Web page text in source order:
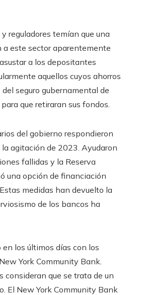
reguladores temían que una
a este sector aparentemente
a los depositantes
aquellos cuyos ahorros
seguro gubernamental de
que retiraran sus fondos.
del gobierno respondieron
agitación de 2023. Ayudaron
fallidas y la Reserva
una opción de financiación
medidas han devuelto la
de los bancos ha
en los últimos días con los
York Community Bank.
consideran que se trata de un
El New York Community Bank